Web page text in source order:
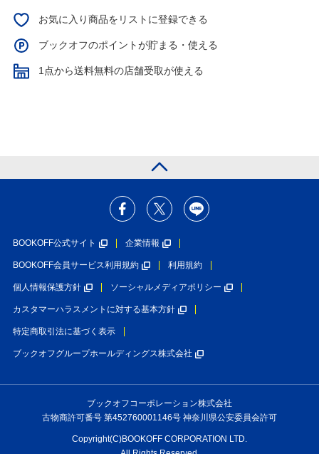
お気に入り商品をリストに登録できる
ブックオフのポイントが貯まる・使える
1点から送料無料の店舗受取が使える
BOOKOFF公式サイト 企業情報
BOOKOFF会員サービス利用規約 利用規約
個人情報保護方針 ソーシャルメディアポリシー
カスタマーハラスメントに対する基本方針
特定商取引法に基づく表示
ブックオフグループホールディングス株式会社
ブックオフコーポレーション株式会社
古物商許可番号 第452760001146号 神奈川県公安委員会許可
Copyright(C)BOOKOFF CORPORATION LTD.
All Rights Reserved.